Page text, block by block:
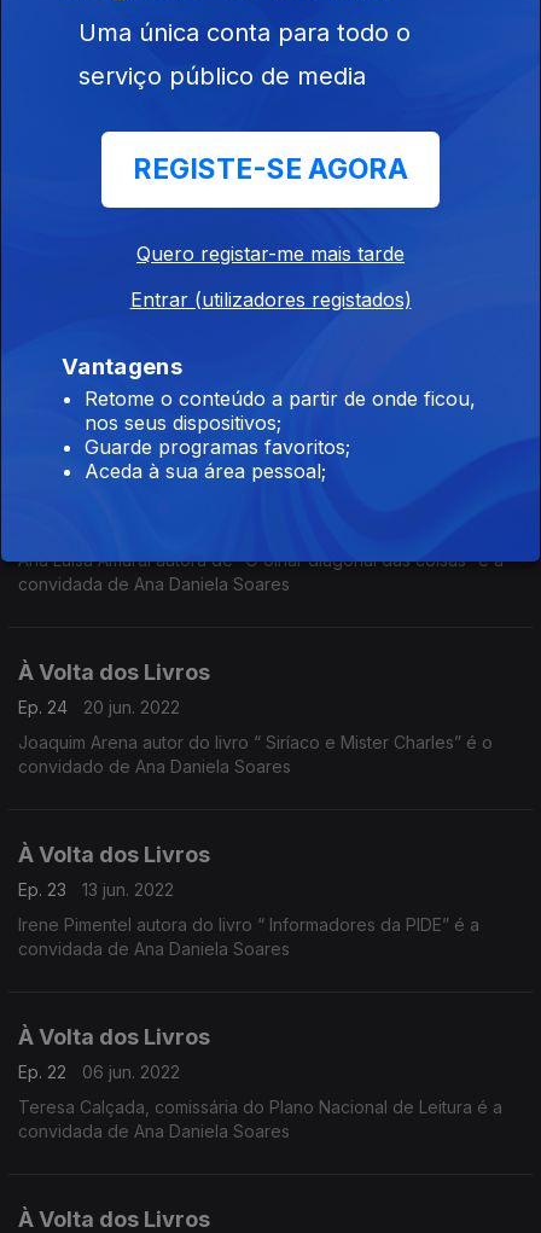
Ana Daniela Soares
11 jul. 2022
À Volta dos Livros
Ana Cristian Silva autora do livro “À procura da manhã clara” é
a convidada de Ana Daniela Soares
Ana Luisa Amaral autora de “O olhar diagonal das coisas” é a
convidada de Ana Daniela Soares
À Volta dos Livros
Ep. 24
20 jun. 2022
Joaquim Arena autor do livro “ Siríaco e Mister Charles” é o
convidado de Ana Daniela Soares
À Volta dos Livros
Ep. 23
13 jun. 2022
Irene Pimentel autora do livro “ Informadores da PIDE” é a
convidada de Ana Daniela Soares
À Volta dos Livros
Ep. 22
06 jun. 2022
Teresa Calçada, comissária do Plano Nacional de Leitura é a
convidada de Ana Daniela Soares
À Volta dos Livros
Uma única conta para todo o
serviço público de media
REGISTE-SE AGORA
Quero registar-me mais tarde
Entrar (utilizadores registados)
Vantagens
Retome o conteúdo a partir de onde ficou,
nos seus dispositivos;
Guarde programas favoritos;
Aceda à sua área pessoal;